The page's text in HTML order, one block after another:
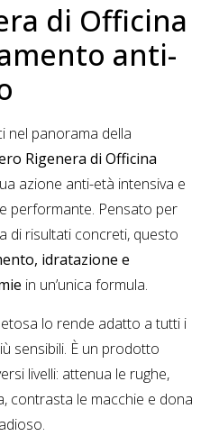
di Officina
anti-
nel panorama della
Rigenera di Officina
azione anti-età intensiva e
performante. Pensato per
di risultati concreti, questo
idratazione e
in un’unica formula.
lo rende adatto a tutti i
sensibili. È un prodotto
livelli: attenua le rughe,
contrasta le macchie e dona